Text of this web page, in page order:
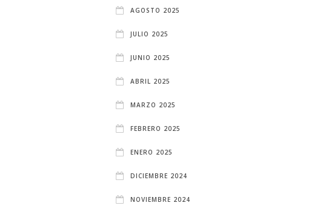
AGOSTO 2025
JULIO 2025
JUNIO 2025
ABRIL 2025
MARZO 2025
FEBRERO 2025
ENERO 2025
DICIEMBRE 2024
NOVIEMBRE 2024